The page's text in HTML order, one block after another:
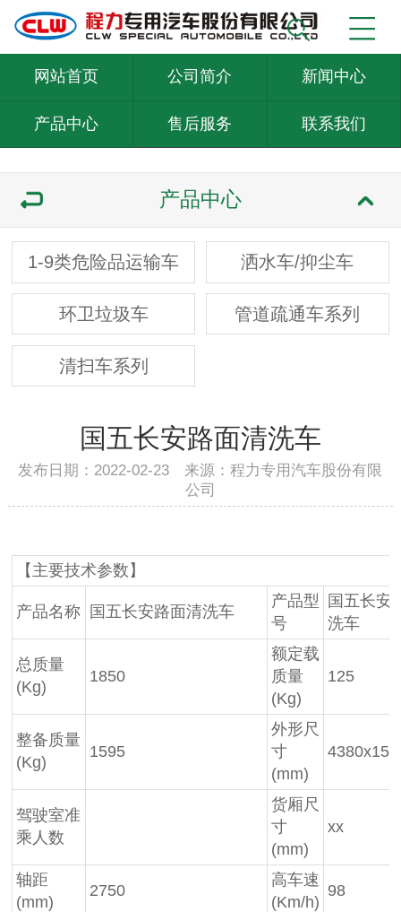
网站首页 公司简介 新闻中心
产品中心 售后服务 联系我们
产品中心
1-9类危险品运输车 洒水车/抑尘车
环卫垃圾车 管道疏通车系列
清扫车系列
国五长安路面清洗车
发布日期：2022-02-23 来源：程力专用汽车股份有限
公司
【主要技术参数】
产品名称 国五长安路面清洗车
产品型
号
国五长安
洗车
总质量
(Kg)
1850
额定载
质量
(Kg)
125
整备质量
(Kg)
1595
外形尺
寸
(mm)
驾驶室准
乘人数
货厢尺
寸
(mm)
xx
轴距
(mm)
2750
高车速
(Km/h)
98